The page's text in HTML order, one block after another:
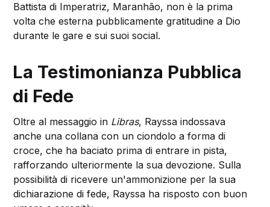
Battista di Imperatriz, Maranhão, non è la prima
volta che esterna pubblicamente gratitudine a Dio
durante le gare e sui suoi social.
La Testimonianza Pubblica
di Fede
Oltre al messaggio in Libras, Rayssa indossava
anche una collana con un ciondolo a forma di
croce, che ha baciato prima di entrare in pista,
rafforzando ulteriormente la sua devozione. Sulla
possibilità di ricevere un'ammonizione per la sua
dichiarazione di fede, Rayssa ha risposto con buon